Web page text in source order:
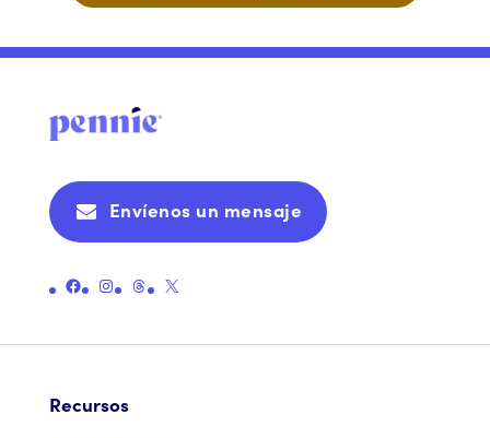
Envíenos un mensaje
Enlace a la página oficial de Pennie en Facebook
Enlace a la página oficial de Instagram de PennieEnlace a la página oficial de hilos de PennieEnlace a la página oficial X (antes Twitter) de Pennie
Recursos